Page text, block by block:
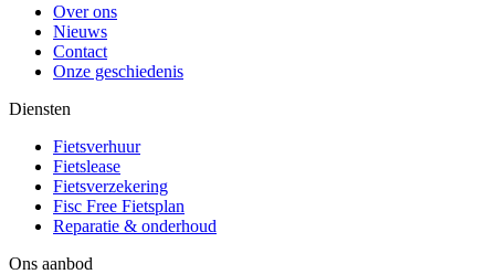
Over ons
Nieuws
Contact
Onze geschiedenis
Diensten
Fietsverhuur
Fietslease
Fietsverzekering
Fisc Free Fietsplan
Reparatie & onderhoud
Ons aanbod